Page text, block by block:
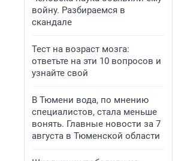
войну. Разбираемся в
скандале
Тест на возраст мозга:
ответьте на эти 10 вопросов и
узнайте свой
В Тюмени вода, по мнению
специалистов, стала меньше
вонять. Главные новости за 7
августа в Тюменской области